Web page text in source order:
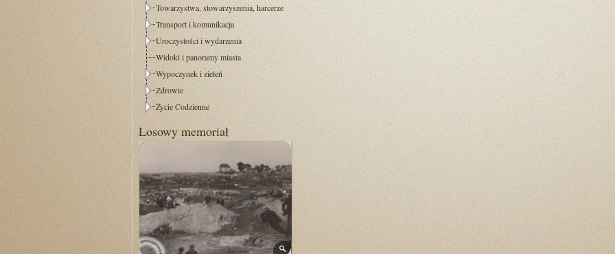
Towarzystwa, stowarzyszenia, harcerze
Transport i komunikacja
Uroczystości i wydarzenia
Widoki i panoramy miasta
Wypoczynek i zieleń
Zdrowie
Życie Codzienne
Losowy memoriał